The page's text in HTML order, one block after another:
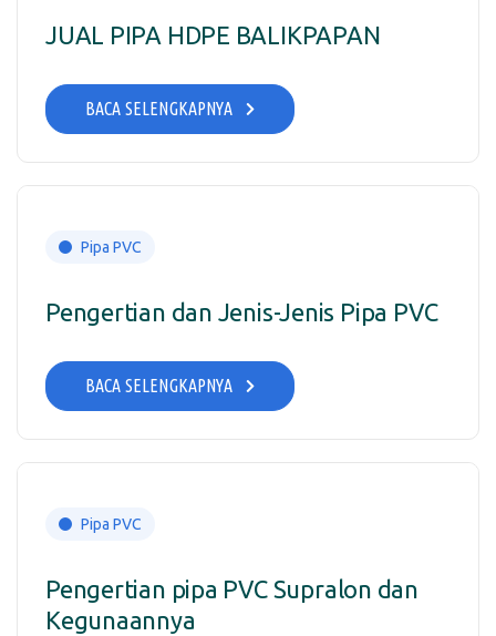
JUAL PIPA HDPE BALIKPAPAN
BACA SELENGKAPNYA
Pipa PVC
Pengertian dan Jenis-Jenis Pipa PVC
BACA SELENGKAPNYA
Pipa PVC
Pengertian pipa PVC Supralon dan
Kegunaannya